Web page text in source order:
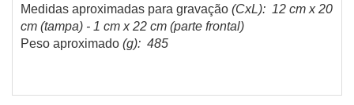
Medidas aproximadas para gravação (CxL): 12 cm x 20
cm (tampa) - 1 cm x 22 cm (parte frontal)
Peso aproximado (g): 485